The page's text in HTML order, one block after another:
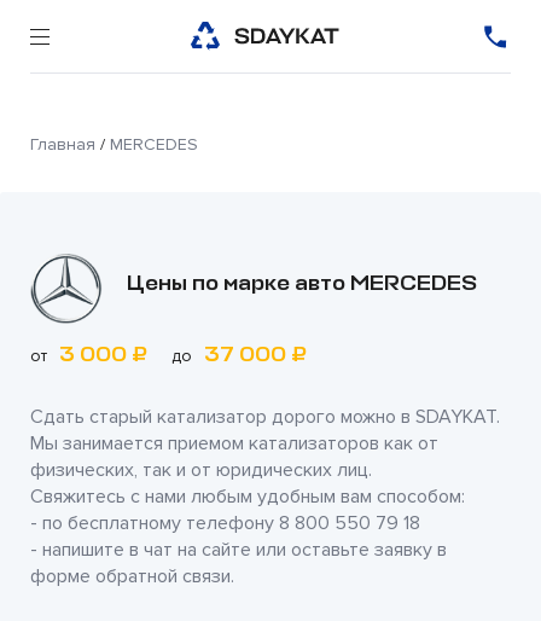
Главная / MERCEDES
Цены по марке авто MERCEDES
от 3 000 ₽ до 37 000 ₽
Сдать старый катализатор дорого можно в SDAYKAT.
Мы занимается приемом катализаторов как от
физических, так и от юридических лиц.
Свяжитесь с нами любым удобным вам способом:
- по бесплатному телефону 8 800 550 79 18
- напишите в чат на сайте или оставьте заявку в
форме обратной связи.